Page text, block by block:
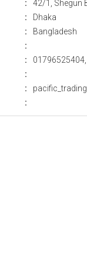
:
42/1, Shegun
:
Dhaka
:
Bangladesh
:
:
:
:
: